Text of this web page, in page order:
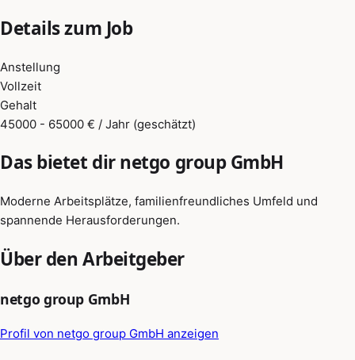
Details zum Job
Anstellung
Vollzeit
Gehalt
45000 - 65000 € / Jahr (geschätzt)
Das bietet dir netgo group GmbH
Moderne Arbeitsplätze, familienfreundliches Umfeld und
spannende Herausforderungen.
Über den Arbeitgeber
netgo group GmbH
Profil von netgo group GmbH anzeigen